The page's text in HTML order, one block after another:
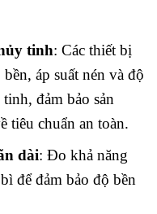
tinh: Các thiết bị
áp suất nén và độ
đảm bảo sản
tiêu chuẩn an toàn.
dài: Đo khả năng
để đảm bảo độ bền